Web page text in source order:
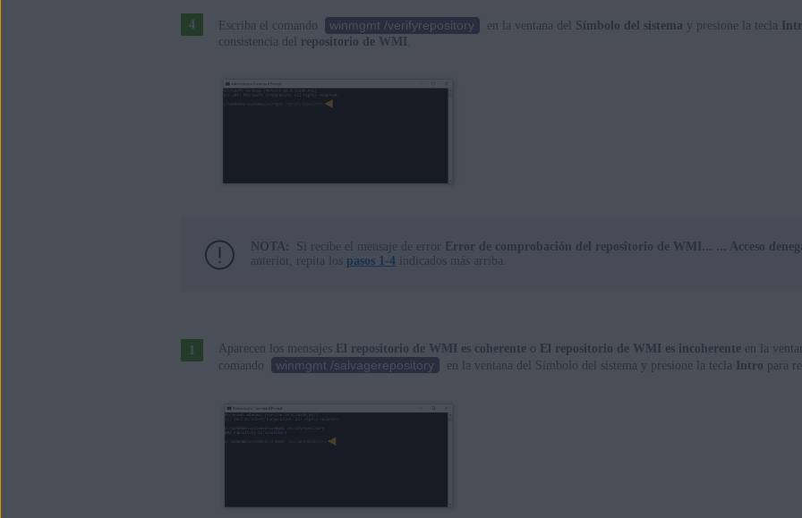
Escriba el comando winmgmt /verifyrepository en la ventana del Símbolo del sistema y presione la tecla
consistencia del repositorio de WMI
NOTA: Si recibe el mensaje de error Error de comprobación del repositorio de WMI... ... Acceso
anterior, repita los pasos 1-4 indicados más arriba.
Aparecen los mensajes El repositorio de WMI es coherente o El repositorio de WMI es incoherente en la
comando
winmgmt /salvagerepository en la ventana del Símbolo del sistema y presione la tecla Intro para